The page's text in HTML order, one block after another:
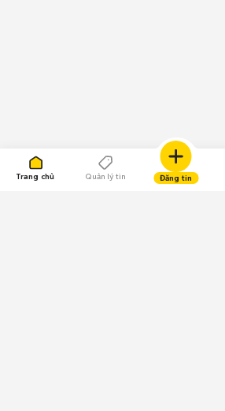
Trang chủ Quản lý tin Đăng tin